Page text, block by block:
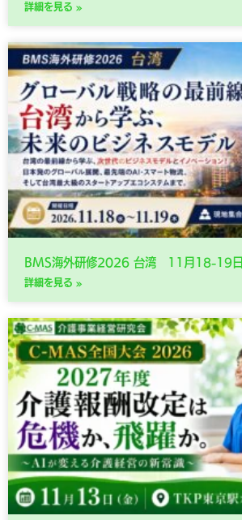
詳細を見る »
BMS海外研修2026 台湾 11月18-19日
詳細を見る »